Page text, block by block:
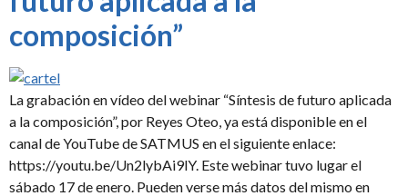
composición”
La grabación en vídeo del webinar “Síntesis de futuro aplicada
a la composición”, por Reyes Oteo, ya está disponible en el
canal de YouTube de SATMUS en el siguiente enlace:
https://youtu.be/Un2lybAi9lY. Este webinar tuvo lugar el
sábado 17 de enero. Pueden verse más datos del mismo en